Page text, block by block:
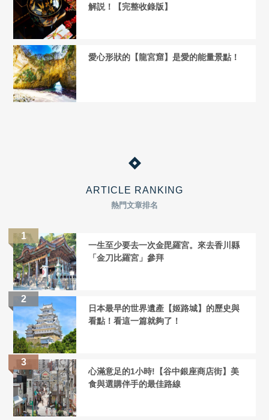
解説！【完整收錄版】
愛心形狀的【龍宮窟】是愛的能量景點！
ARTICLE RANKING
熱門文章排名
一生至少要去一次金毘羅宮。來去香川縣
「金刀比羅宮」參拜
日本最早的世界遺產【姬路城】的歷史與
看點！看這一篇就夠了！
心滿意足的1小時!【谷中銀座商店街】美
食與選購伴手的最佳路線